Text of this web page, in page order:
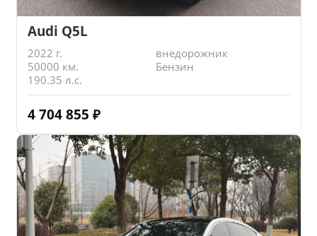
Audi Q5L
2022 г.
внедорожник
50000 км.
Бензин
190.35 л.с.
4 704 855 ₽